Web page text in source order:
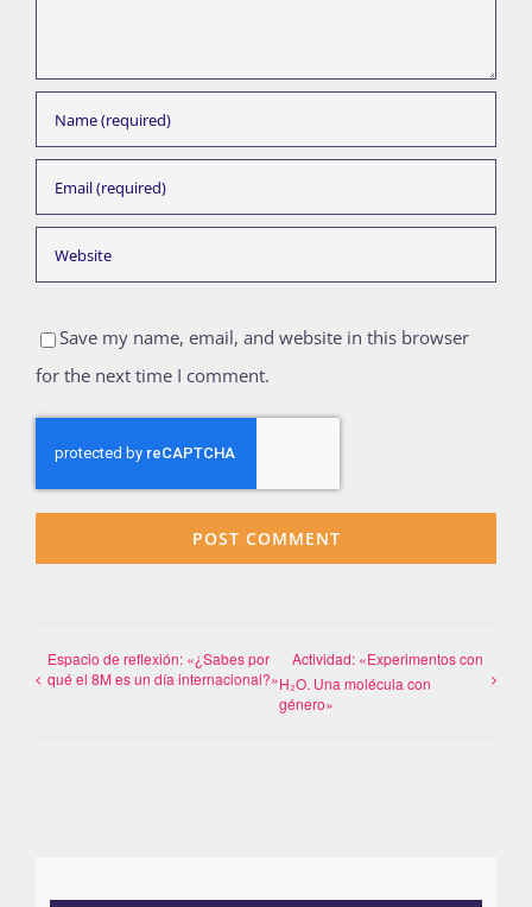
Save my name, email, and website in this browser
for the next time I comment.
Espacio de reflexión: «¿Sabes por
qué el 8M es un día internacional?»
Actividad: «Experimentos con
H₂O. Una molécula con
género»